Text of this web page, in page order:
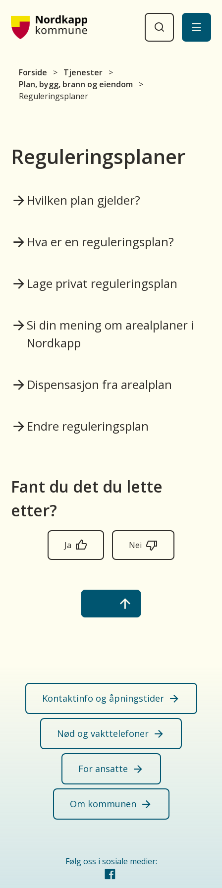
Du er her:
Forside
Tjenester
Plan, bygg, brann og eiendom
Reguleringsplaner
Reguleringsplaner
Hvilken plan gjelder?
Hva er en reguleringsplan?
Lage privat reguleringsplan
Si din mening om arealplaner i
Nordkapp
Dispensasjon fra arealplan
Endre reguleringsplan
Fant du det du lette
etter?
Ja Nei
Kontaktinfo og åpningstider
Nød og vakttelefoner
For ansatte
Om kommunen
Følg oss i sosiale medier:
Facebook